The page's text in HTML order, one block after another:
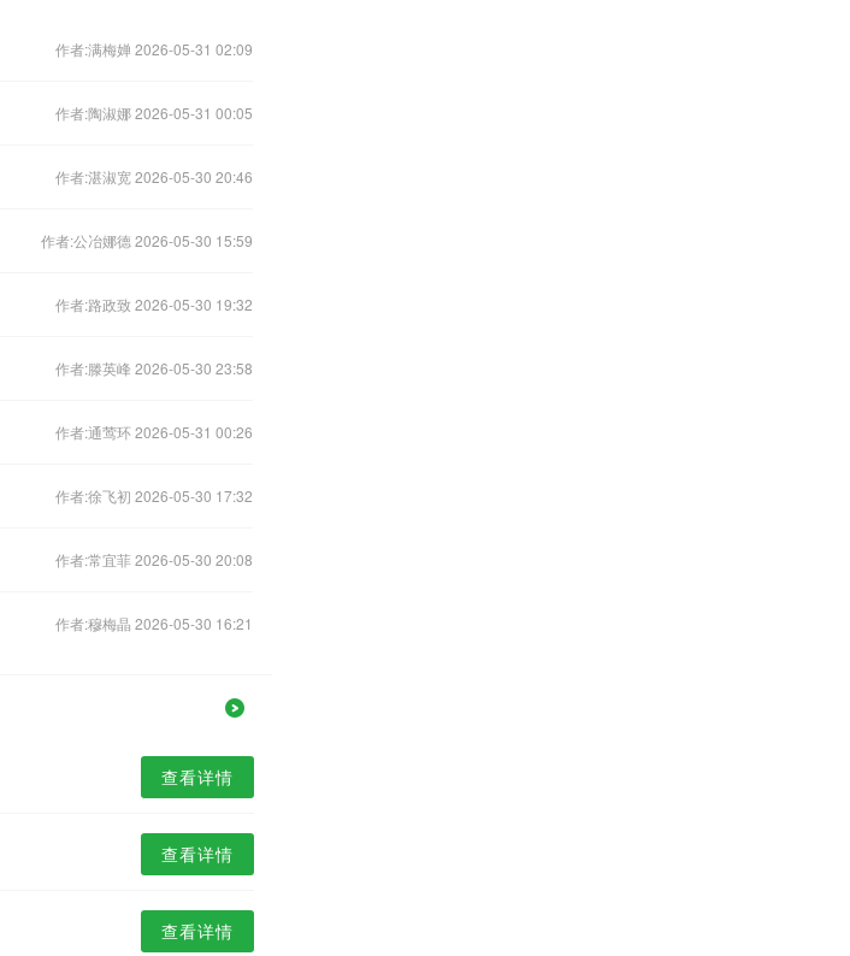
作者:满梅婵 2026-05-31 02:09
作者:陶淑娜 2026-05-31 00:05
作者:湛淑宽 2026-05-30 20:46
作者:公冶娜德 2026-05-30 15:59
作者:路政致 2026-05-30 19:32
作者:滕英峰 2026-05-30 23:58
作者:通莺环 2026-05-31 00:26
作者:徐飞初 2026-05-30 17:32
作者:常宜菲 2026-05-30 20:08
作者:穆梅晶 2026-05-30 16:21
查看详情
查看详情
查看详情